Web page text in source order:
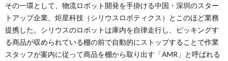
その一環として、物流ロボット開発を手掛ける中国・深圳のスター
トアップ企業、炬星科技（シリウスロボティクス）とこのほど業務
提携した。シリウスのロボットは庫内を自律走行し、ピッキングす
る商品が収められている棚の前で自動的にストップすることで作業
スタッフが案内に従って商品を棚から取り出す「AMR」と呼ばれる